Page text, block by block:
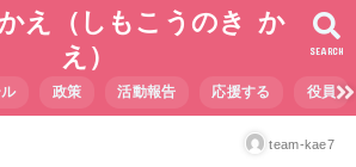
え（しもこうのき か
え）
SEARCH
政策 活動報告 応援する 役員
team-kae7